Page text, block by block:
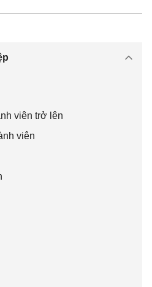
công việc cho :
: ……………
giao :
viên trở lên
viên